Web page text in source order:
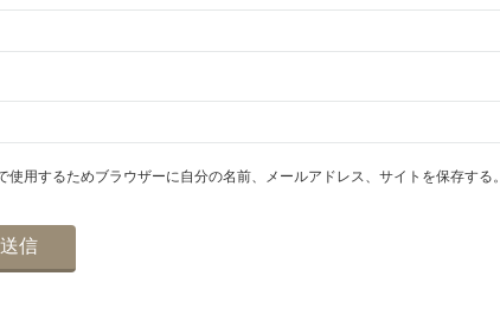
使用するためブラウザーに自分の名前、メールアドレス、サイトを保存する。